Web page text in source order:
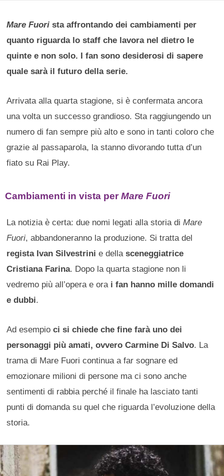
Mare Fuori sta affrontando dei cambiamenti per
quanto riguarda lo staff che lavora nel dietro le
quinte e non solo. I fan sono desiderosi di sapere
quale sarà il futuro della serie.
Arrivata alla quarta stagione, si è confermata ancora
una volta un successo grandioso. Sta raggiungendo un
numero di fan sempre più alto e sono in tanti coloro che
grazie al passaparola, la stanno divorando tutta d’un
fiato su Rai Play.
Cambiamenti in vista perMare Fuori
La notizia è certa: due nomi legati alla storia di Mare
Fuori, abbandoneranno la produzione. Si tratta del
regista Ivan Silvestrini e dellasceneggiatrice
Cristiana Farina. Dopo la quarta stagione non li
vedremo più all’opera e ora i fan hanno mille domandi
e dubbi.
Ad esempioci si chiede che fine farà uno dei
personaggi più amati, ovvero Carmine Di Salvo. La
trama di Mare Fuori continua a far sognare ed
emozionare milioni di persone ma ci sono anche
sentimenti di rabbia perché il finale ha lasciato tanti
punti di domanda su quel che riguarda l’evoluzione della
storia.